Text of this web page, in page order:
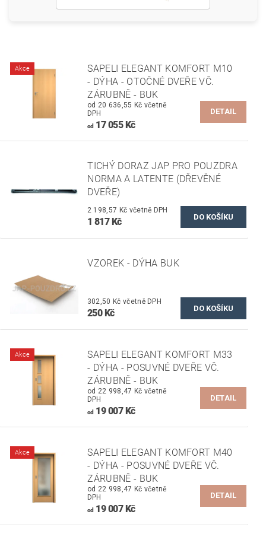
Akce
SAPELI ELEGANT KOMFORT M10
- DÝHA - OTOČNÉ DVEŘE VČ.
ZÁRUBNĚ - BUK
od 20 636,55 Kč včetně
DPH
od17 055 Kč
DETAIL
TICHÝ DORAZ JAP PRO POUZDRA
NORMA A LATENTE (DŘEVĚNÉ
DVEŘE)
2 198,57 Kč včetně DPH
1 817 Kč
VZOREK - DÝHA BUK
302,50 Kč včetně DPH
250 Kč
Akce
SAPELI ELEGANT KOMFORT M33
- DÝHA - POSUVNÉ DVEŘE VČ.
ZÁRUBNĚ - BUK
od 22 998,47 Kč včetně
DPH
od19 007 Kč
DETAIL
Akce
SAPELI ELEGANT KOMFORT M40
- DÝHA - POSUVNÉ DVEŘE VČ.
ZÁRUBNĚ - BUK
od 22 998,47 Kč včetně
DPH
od19 007 Kč
DETAIL